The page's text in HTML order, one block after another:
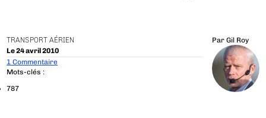
TRANSPORT AÉRIEN
Le 24 avril 2010
Par Gil Roy
1 Commentaire
Mots-clés :
787